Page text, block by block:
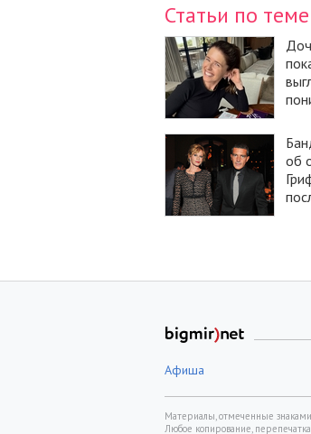
Статьи по теме
об
Афиша
Материалы, отмеченные знаками
Любое копирование,